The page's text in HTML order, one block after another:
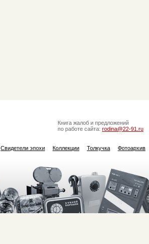
Книга жалоб и предложений
по работе сайта: rodina@22-91.ru
Свидетели эпохи Коллекции Толкучка Фотоархив